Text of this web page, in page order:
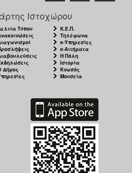
Ιστοχώρου
Τύπου
Δήμος
Κ.Ε.Π.
Τηλέφωνα
e-Υπηρεσίες
e-Αιτήματα
Η Πόλη
Ιστορία
Κνωσός
Μουσεία